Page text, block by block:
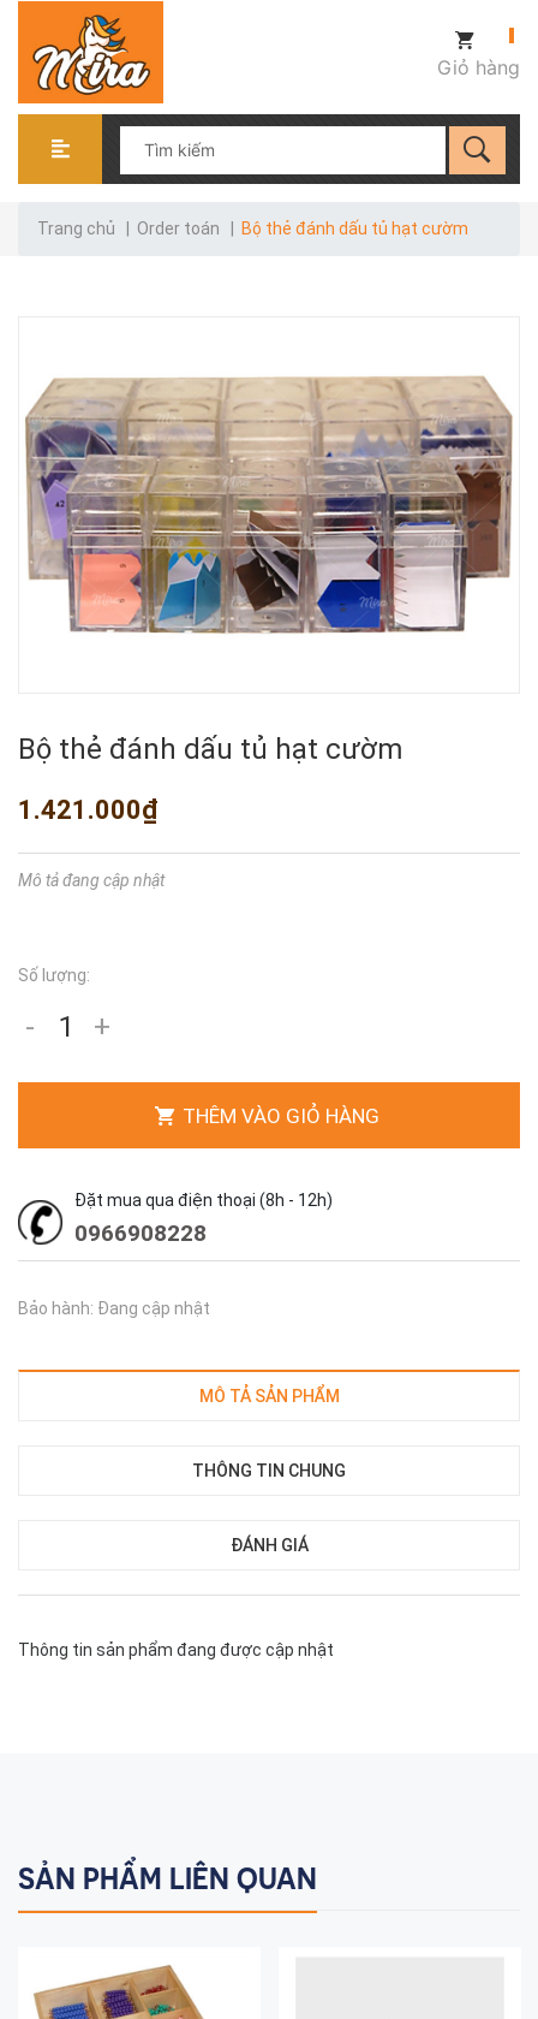
Giỏ hàng
Trang chủ Order toán Bộ thẻ đánh dấu tủ hạt cườm
Bộ thẻ đánh dấu tủ hạt cườm
1.421.000₫
Mô tả đang cập nhật
Số lượng:
- +
THÊM VÀO GIỎ HÀNG
Đặt mua qua điện thoại (8h - 12h)
0966908228
Bảo hành: Đang cập nhật
MÔ TẢ SẢN PHẨM
THÔNG TIN CHUNG
ĐÁNH GIÁ
Thông tin sản phẩm đang được cập nhật
SẢN PHẨM LIÊN QUAN